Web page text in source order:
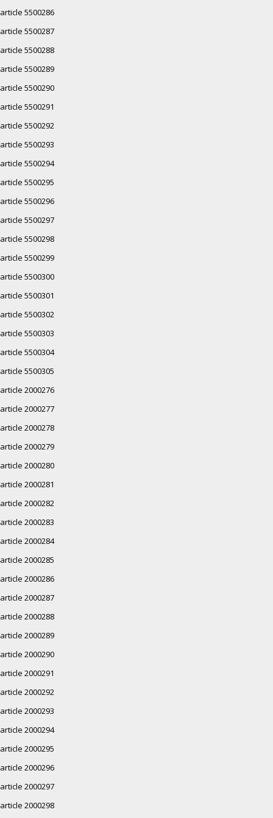
article 5500286
article 5500287
article 5500288
article 5500289
article 5500290
article 5500291
article 5500292
article 5500293
article 5500294
article 5500295
article 5500296
article 5500297
article 5500298
article 5500299
article 5500300
article 5500301
article 5500302
article 5500303
article 5500304
article 5500305
article 2000276
article 2000277
article 2000278
article 2000279
article 2000280
article 2000281
article 2000282
article 2000283
article 2000284
article 2000285
article 2000286
article 2000287
article 2000288
article 2000289
article 2000290
article 2000291
article 2000292
article 2000293
article 2000294
article 2000295
article 2000296
article 2000297
article 2000298